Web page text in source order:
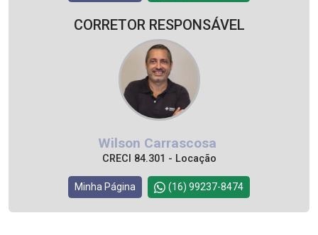
CORRETOR RESPONSÁVEL
Wilson Carrascosa
CRECI 84.301 - Locação
Minha Página (16) 99237-8474